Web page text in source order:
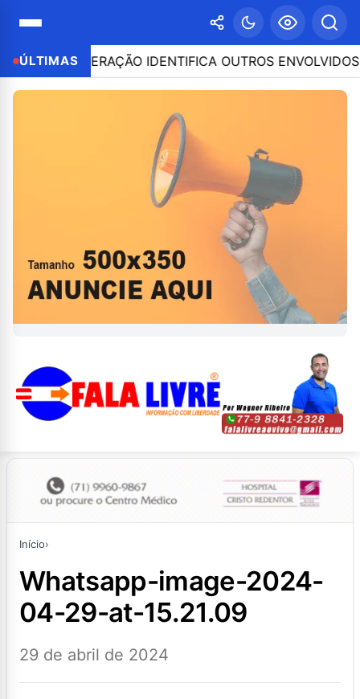
ÚLTIMAS
OPERAÇÃO IDENTIFICA OUTROS ENVOLVIDOS
Início›
whatsapp-image-2024-
04-29-at-15.21.09
29 de abril de 2024